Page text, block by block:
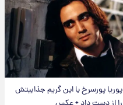
پوریا پورسرخ با این گریم جذابیتش